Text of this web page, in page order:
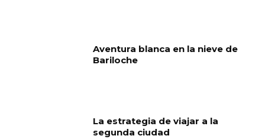
Aventura blanca en la nieve de
Bariloche
La estrategia de viajar a la
segunda ciudad